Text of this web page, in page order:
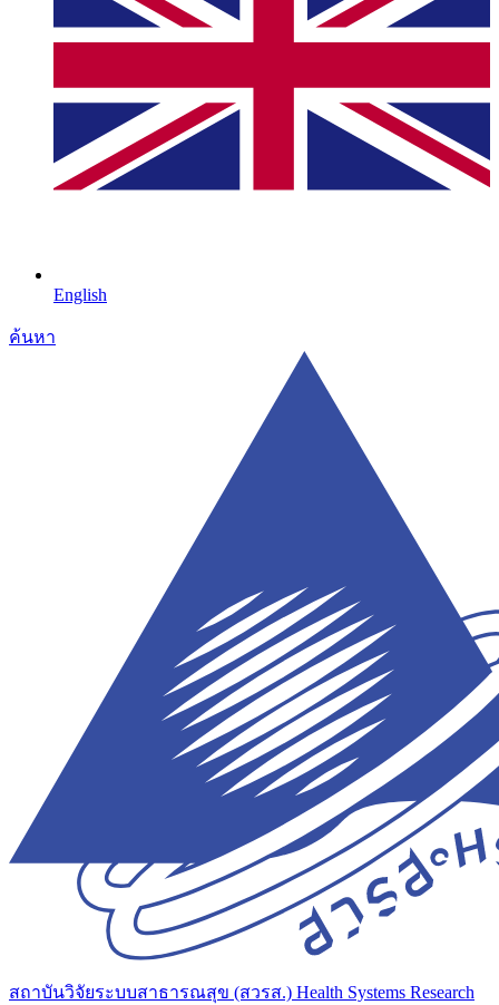
English
ค้นหา
สถาบันวิจัยระบบสาธารณสุข (สวรส.) Health Systems Research